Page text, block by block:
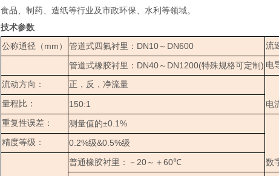
食品、制药、造纸等行业及市政环保、水利等领域。
技术参数
公称通径（ mm ） 管道式四氟衬里： DN10 ～ DN600 流
管道式橡胶衬里： DN40 ～ DN1200(特殊规格可定制 ) 电
流动方向： 正，反，净流量
电
量程比： 150:1
重复性误差： 测量值的±0.1%
数
精度等级： 0.2%级&0.5%级
普通橡胶衬里：－ 20 ～＋ 60℃